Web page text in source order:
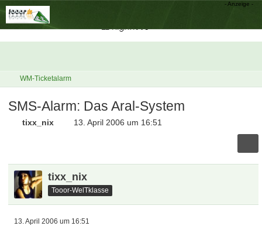
WM-Ticketalarm
SMS-Alarm: Das Aral-System
tixx_nix 13. April 2006 um 16:51
tixx_nix
Tooor-WelTklasse
13. April 2006 um 16:51